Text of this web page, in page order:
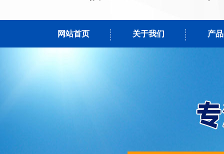
网站首页 关于我们 产